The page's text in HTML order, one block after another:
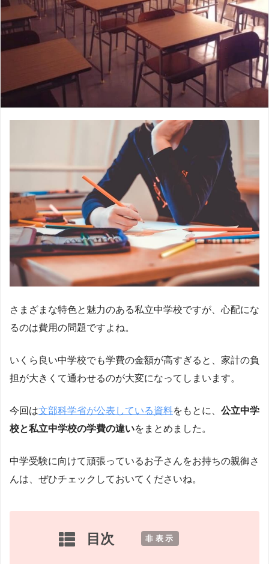
さまざまな特色と魅力のある私立中学校ですが、心配にな
るのは費用の問題ですよね。
いくら良い中学校でも学費の金額が高すぎると、家計の負
担が大きくて通わせるのが大変になってしまいます。
今回は文部科学省が公表している資料をもとに、 公立中学
校と私立中学校の学費の違いをまとめました。
中学受験に向けて頑張っているお子さんをお持ちの親御さ
んは、ぜひチェックしておいてくださいね。
目次 [非表示